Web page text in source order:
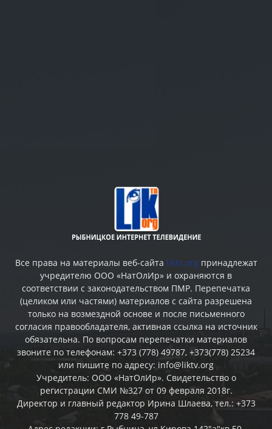
Все права на материалы веб-сайта liktv.org принадлежат
учредителю ООО «НатОлИр» и охраняются в
соответствии с законодательством ПМР. Перепечатка
(целиком или частями) материалов c сайта разрешена
только на возмездной основе и после письменного
согласия правообладателя, активная ссылка на источник
обязательна. По вопросам перепечатки материалов
звоните по телефонам: +373 (778) 49787, +373(778) 25234
или пишите по адресу: info@liktv.org
Учредитель: ООО «НатОлИр». Свидетельство о
регистрации СМИ №327 от 09 февраля 2018г.
Директор и главный редактор Ирина Шлаева, тел.: +373
778 49-787